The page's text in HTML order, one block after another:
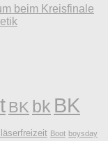
beim Kreisfinale
BK bk BK
Boot boysday